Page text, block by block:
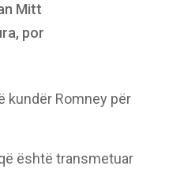
Mitt
por
kundër Romney për
është transmetuar